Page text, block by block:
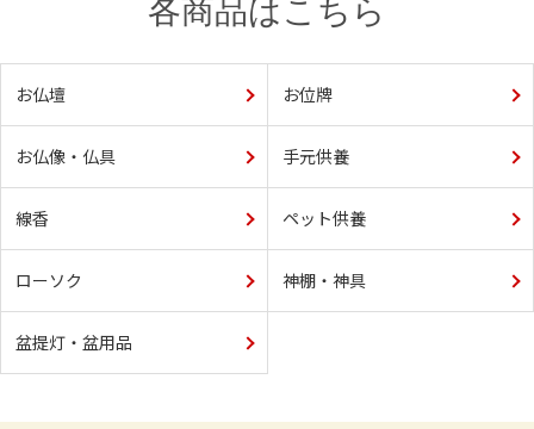
各商品はこちら
お仏壇 お位牌
お仏像・仏具 手元供養
線香 ペット供養
ローソク 神棚・神具
盆提灯・盆用品